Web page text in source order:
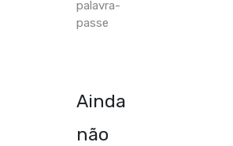
palavra-
passe
Ainda
não